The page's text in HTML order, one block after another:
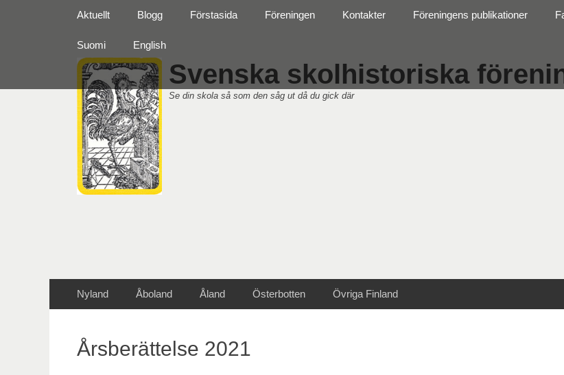
Svenska skolhistoriska
Se din skola så som den såg ut då du gick där
Primär meny
innehåll
Aktuellt Blogg Förstasida Föreningen Kontakter Föreningens publikationer
Suomi English
Sekundär meny
Nyland Åboland Åland Österbotten Övriga Finland
Årsberättelse 2021